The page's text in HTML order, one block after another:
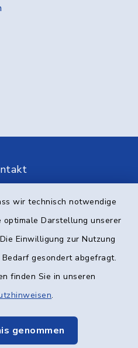
wir technisch notwendige
optimale Darstellung unserer
Einwilligung zur Nutzung
gesondert abgefragt.
finden Sie in unseren
.
genommen
Kommunikation